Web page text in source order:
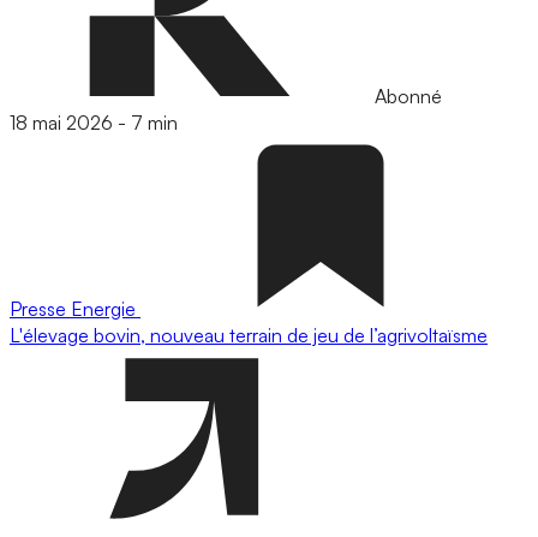
Abonné
18 mai 2026 - 7 min
Presse Energie
L'élevage bovin, nouveau terrain de jeu de l’agrivoltaïsme